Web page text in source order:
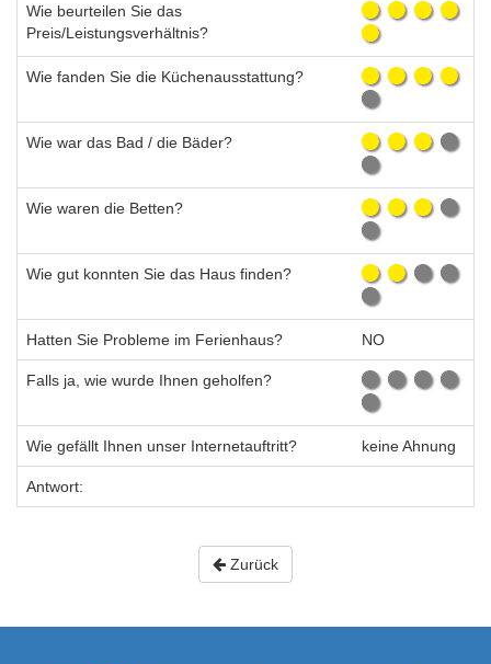
Wie beurteilen Sie das
Preis/Leistungsverhältnis?
Wie fanden Sie die Küchenausstattung?
Wie war das Bad / die Bäder?
Wie waren die Betten?
Wie gut konnten Sie das Haus finden?
Hatten Sie Probleme im Ferienhaus? NO
Falls ja, wie wurde Ihnen geholfen?
Wie gefällt Ihnen unser Internetauftritt? keine Ahnung
Antwort:
Zurück